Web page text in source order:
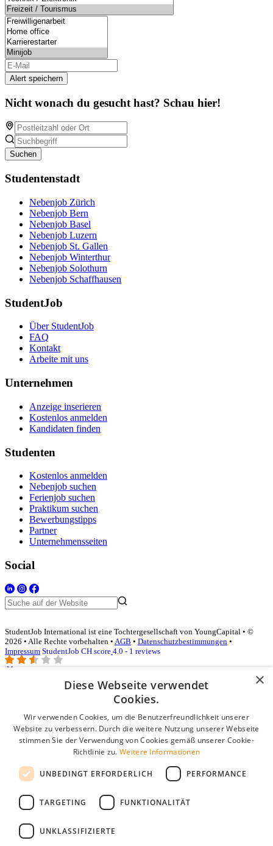
Alert speichern
Nicht wonach du gesucht hast? Schau hier!
Suchen
Studentenstadt
Nebenjob Zürich
Nebenjob Bern
Nebenjob Basel
Nebenjob Luzern
Nebenjob St. Gallen
Nebenjob Winterthur
Nebenjob Solothurn
Nebenjob Schaffhausen
StudentJob
Über StudentJob
FAQ
Kontakt
Arbeite mit uns
Unternehmen
Anzeige inserieren
Kostenlos anmelden
Kandidaten finden
Studenten
Kostenlos anmelden
Nebenjob suchen
Ferienjob suchen
Praktikum suchen
Bewerbungstipps
Partner
Unternehmensseiten
Social
StudentJob International ist eine Tochtergesellschaft von YoungCapital • ©
2026 • Alle Rechte vorbehalten • AGB • Datenschutzbestimmungen •
Impressum StudentJob CH score 4.0 - 1 reviews
Login für Unternehmen
E-Mail*
Passwort
Angemeldet bleiben
Passwort vergessen?
Kostenloses Unternehmensprofil
Wenn Sie sich registriert haben, können Sie ein Unternehmensprofil
×
Diese Webseite verwendet
Cookies.
Wir verwenden Cookies, um die Benutzerfreundlichkeit unserer
Website zu verbessern. Durch die weitere Nutzung unserer Webseite
stimmen Sie der Verwendung von Cookies gemäß unserer Cookie-
Richtlinie zu. Weitere Informationen
UNBEDINGT ERFORDERLICH PERFORMANCE
TARGETING FUNKTIONALITÄT
UNKLASSIFIZIERTE